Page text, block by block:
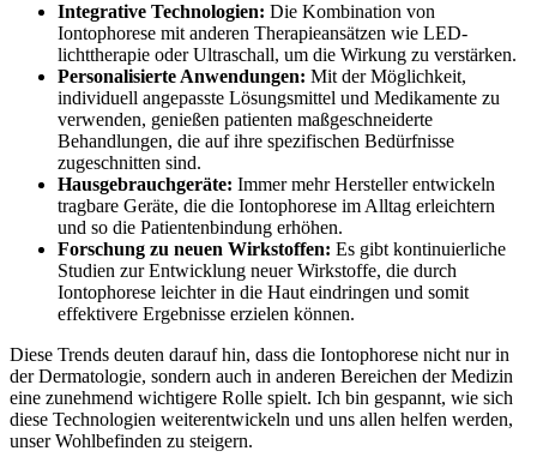
Integrative Technologien: Die ⁢Kombination von
Iontophorese mit anderen​ Therapieansätzen wie LED-
lichttherapie oder Ultraschall, um die Wirkung zu verstärken.
Personalisierte Anwendungen: Mit‍ der Möglichkeit,⁢
individuell angepasste Lösungsmittel und ⁤Medikamente ‍zu
verwenden, genießen patienten maßgeschneiderte‌
Behandlungen, die auf ihre spezifischen Bedürfnisse
zugeschnitten sind.
Hausgebrauchgeräte: Immer mehr Hersteller entwickeln
tragbare Geräte, die die Iontophorese im Alltag erleichtern
und so die Patientenbindung erhöhen. ⁣
Forschung zu neuen​ Wirkstoffen: Es gibt kontinuierliche
Studien⁤ zur Entwicklung neuer Wirkstoffe,⁤ die durch
Iontophorese leichter ⁤in die Haut eindringen und somit
effektivere Ergebnisse erzielen können.
Diese Trends deuten darauf hin, dass die Iontophorese nicht nur in
der Dermatologie, sondern auch⁢ in anderen Bereichen der Medizin
eine zunehmend wichtigere Rolle ​spielt. Ich bin gespannt, wie⁣ sich
diese Technologien weiterentwickeln und ⁤uns allen helfen werden,
unser Wohlbefinden zu steigern.